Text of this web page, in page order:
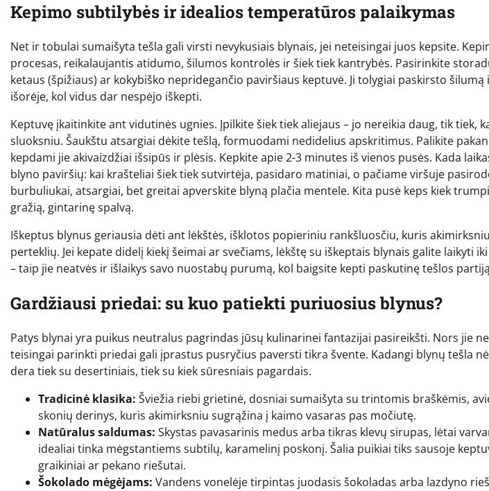
Kepimo subtilybės ir idealios temperatūros palaikymas
Net ir tobulai sumaišyta tešla gali virsti nevykusiais blynais, jei neteisingai juos kepsite.
procesas, reikalaujantis atidumo, šilumos kontrolės ir šiek tiek kantrybės. Pasirinkite
ketaus (špižiaus) ar kokybiško nepridegančio paviršiaus keptuvė. Ji tolygiai paskirsto
išorėje, kol vidus dar nespėjo iškepti.
Keptuvę įkaitinkite ant vidutinės ugnies. Įpilkite šiek tiek aliejaus – jo nereikia daug, tik tiek,
sluoksniu. Šaukštu atsargiai dėkite tešlą, formuodami nedidelius apskritimus. Palikite
kepdami jie akivaizdžiai išsipūs ir plėsis. Kepkite apie 2-3 minutes iš vienos pusės. Kada
blyno paviršių: kai krašteliai šiek tiek sutvirtėja, pasidaro matiniai, o pačiame viršuje
burbuliukai, atsargiai, bet greitai apverskite blyną plačia mentele. Kita pusė keps kiek
gražią, gintarinę spalvą.
Iškeptus blynus geriausia dėti ant lėkštės, išklotos popieriniu rankšluosčiu, kuris
perteklių. Jei kepate didelį kiekį šeimai ar svečiams, lėkštę su iškeptais blynais galite laikyti
– taip jie neatvės ir išlaikys savo nuostabų purumą, kol baigsite kepti paskutinę tešlos
Gardžiausi priedai: su kuo patiekti puriuosius blynus?
Patys blynai yra puikus neutralus pagrindas jūsų kulinarinei fantazijai pasireikšti. Nors jie
teisingai parinkti priedai gali įprastus pusryčius paversti tikra švente. Kadangi blynų tešla
dera tiek su desertiniais, tiek su kiek sūresniais pagardais.
Tradicinė klasika: Šviežia riebi grietinė, dosniai sumaišyta su trintomis braškėmis,
skonių derinys, kuris akimirksniu sugrąžina į kaimo vasaras pas močiutę.
Natūralus saldumas: Skystas pavasarinis medus arba tikras klevų sirupas, lėtai
idealiai tinka mėgstantiems subtilų, karamelinį poskonį. Šalia puikiai tiks sausoje
graikiniai ar pekano riešutai.
Šokolado mėgėjams: Vandens vonelėje tirpintas juodasis šokoladas arba lazdyno